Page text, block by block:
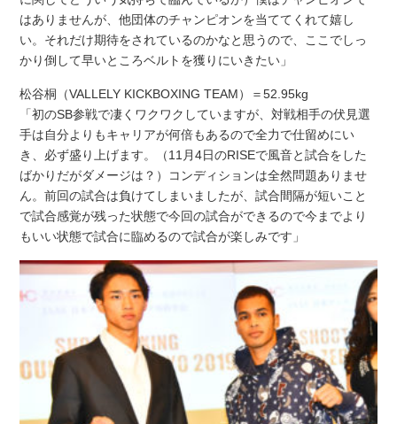
はありませんが、他団体のチャンピオンを当ててくれて嬉し
い。それだけ期待をされているのかなと思うので、ここでしっ
かり倒して早いところベルトを獲りにいきたい」
松谷桐（VALLELY KICKBOXING TEAM）＝52.95kg
「初のSB参戦で凄くワクワクしていますが、対戦相手の伏見選
手は自分よりもキャリアが何倍もあるので全力で仕留めにい
き、必ず盛り上げます。（11月4日のRISEで風音と試合をした
ばかりだがダメージは？）コンディションは全然問題ありませ
ん。前回の試合は負けてしまいましたが、試合間隔が短いこと
で試合感覚が残った状態で今回の試合ができるので今までより
もいい状態で試合に臨めるので試合が楽しみです」